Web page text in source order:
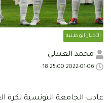
الأخبار الوطنية
محمد العبدلي
عادت الجامعة التونسية لكرة